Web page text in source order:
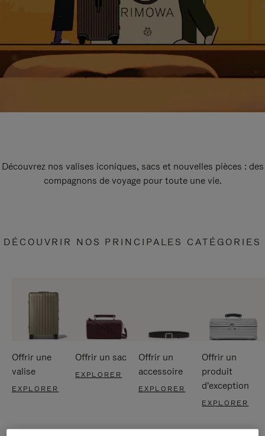
Découvrez nos valises iconiques, sacs et nouvelles pièces : des
compagnons de voyage pour toute une vie.
DÉCOUVRIR NOS PRINCIPALES CATÉGORIES
Offrir une
valise
EXPLORER
Offrir un sac
EXPLORER
Offrir un
accessoire
EXPLORER
Offrir un
produit
d'exception
EXPLORER